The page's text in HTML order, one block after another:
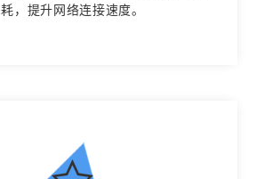
耗，提升网络连接速度。